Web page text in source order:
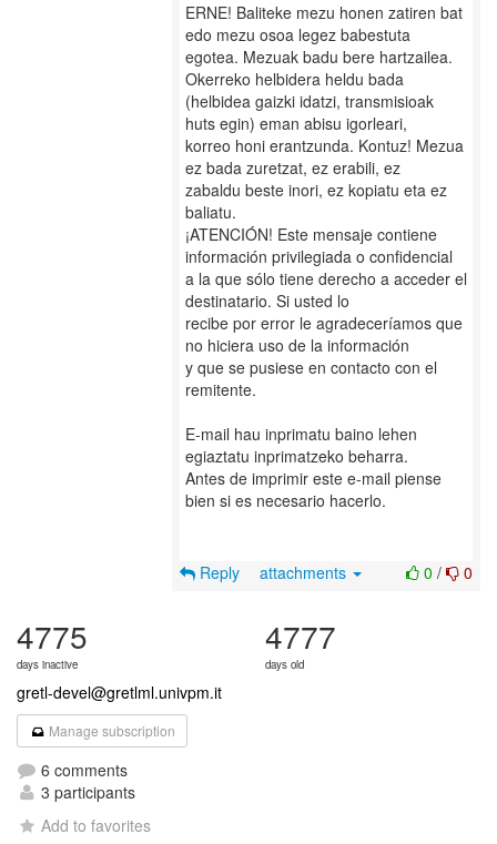
ERNE! Baliteke mezu honen zatiren bat
edo mezu osoa legez babestuta
egotea. Mezuak badu bere hartzailea.
Okerreko helbidera heldu bada
(helbidea gaizki idatzi, transmisioak
huts egin) eman abisu igorleari,
korreo honi erantzunda. Kontuz! Mezua
ez bada zuretzat, ez erabili, ez
zabaldu beste inori, ez kopiatu eta ez
baliatu.
¡ATENCIÓN! Este mensaje contiene
información privilegiada o confidencial
a la que sólo tiene derecho a acceder el
destinatario. Si usted lo
recibe por error le agradeceríamos que
no hiciera uso de la información
y que se pusiese en contacto con el
remitente.
E-mail hau inprimatu baino lehen
egiaztatu inprimatzeko beharra.
Antes de imprimir este e-mail piense
bien si es necesario hacerlo.
0 / 0
Reply attachments
4775
days inactive
4777
days old
gretl-devel@gretlml.univpm.it
Manage subscription
6 comments
3 participants
Add to favorites